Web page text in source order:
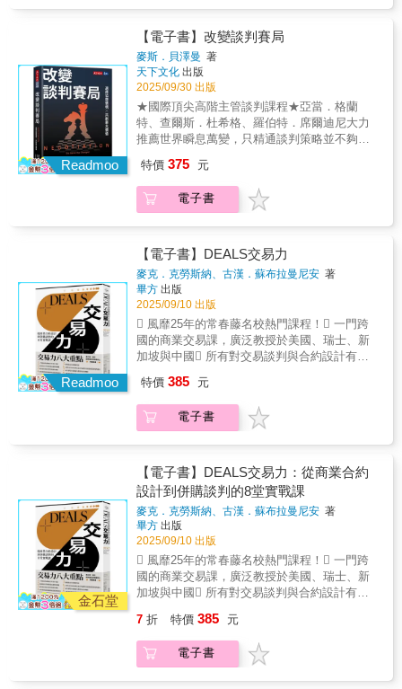
準備工作，包括確立目標、評估實力、規劃策
「喊高價」、如何回應對手的「柔性回拒」，
以及應對對手設置的「囚籠、壓力與陷阱」。
溝通與結案：學習陳述、聆聽、發問與答覆的
技巧，以及如何優雅地讓步並達成雙贏協議。
《商務談判》可以幫我們解決：信心不足：透
過「談判能力檢測」，讓您認清現狀並提供提
升能力的具體路徑。容易情緒化：學習如何控
裂。被對方牽著走：辨識對手使用的技巧
（如：最後通牒、獅子大開口、白臉黑臉
等），並學會有效的反制之道。關係與利益的
內含83個取自商場及職場的真實案例，並附有
專家解析。自我檢測：提供30個言述的談判能
力檢測表與20組情境的談判風格量表，讓您快
速定位自己的強弱項。東西合璧：取材自現代
英美學者與中國古代典籍（如《孫子兵
法》），融合多元智慧。結構嚴謹：從基礎認
知、準備、氛圍營造到實戰議價與跨國談判，
涵蓋談判全流程。心理戰術揭祕：深入剖析23
種議價過程中的攻防手法（囚籠、壓力、陷
人的一種生活方式！我們從小到大，幾乎每天
都不自覺地，在從事許多大大小小的談判。．
向父母索取零用錢．向老師要求縮小考試範
金上漲．向雇主要求調高薪資．向賣方要求降
價．向供應商要求提前交貨◆談判的成敗取決
於以下三項標準：．自身需要是否因談判而獲
得滿足？．談判過程是否富於效率？．談判之
後是否贏得對手信任？為了獲致談判之成功，
你必須具備以下三個條件：◎堅強的談判實力
（Power）書中解說如何正確地評估自身及對手
之實力，並透視提升自身實力之途徑。◎適切
制、服從、迴避、妥協等五種策略，幫助你在
不同情境下選用適當的策略，實現談判目標。
◎靈活的談判技巧（Tactics）書中解說聆聽、
發問、議價、說服、讓步等談判技巧，讓你確
意」的過程。本書能幫助您從根本導正談判迷
思，將談判能力從「受蹂躪的羔羊」提升至
「卓越的談判者」。誰需要閱讀《商務談
判》？職場人士：需要向雇主要求加薪、向客
戶要求縮短票期或向供應商要求折價的業務、
採購與經營者。一般大眾：在生活中需要向父
母要求零用錢、向老師討論考試範圍，甚至與
配偶溝通的每一個人。對人際影響力有興趣
者：想要學習「不戰而屈人之兵」，透過心理
判》可以學到：導正談判迷思：破除「辯贏就
是贏家」或「準備周全就不會被嚇到」等常見
錯誤觀念。完整的準備流程：學會談判前的8大
準備工作，包括確立目標、評估實力、規劃策
略及選擇時間地點。實戰攻防技巧：掌握如何
「喊高價」、如何回應對手的「柔性回拒」，
以及應對對手設置的「囚籠、壓力與陷阱」。
溝通與結案：學習陳述、聆聽、發問與答覆的
技巧，以及如何優雅地讓步並達成雙贏協議。
《商務談判》可以幫我們解決：信心不足：透
過「談判能力檢測」，讓您認清現狀並提供提
升能力的具體路徑。容易情緒化：學習如何控
制情緒，避免因「意志力競賽」導致談判破
裂。被對方牽著走：辨識對手使用的技巧
（如：最後通牒、獅子大開口、白臉黑臉
擾，實現真正的雙贏。本書特色：實戰導向：
內含83個取自商場及職場的真實案例，並附有
專家解析。自我檢測：提供30個言述的談判能
力檢測表與20組情境的談判風格量表，讓您快
速定位自己的強弱項。東西合璧：取材自現代
英美學者與中國古代典籍（如《孫子兵
法》），融合多元智慧。結構嚴謹：從基礎認
知、準備、氛圍營造到實戰議價與跨國談判，
涵蓋談判全流程。心理戰術揭祕：深入剖析23
種議價過程中的攻防手法（囚籠、壓力、陷
人的一種生活方式！我們從小到大，幾乎每天
都不自覺地，在從事許多大大小小的談判。．
向父母索取零用錢．向老師要求縮小考試範
Readmoo
【電子書】改變談判賽局
麥斯．貝澤曼 著
天下文化 出版
2025/09/30 出版
★國際頂尖高階主管談判課程★亞當．格蘭
特、查爾斯．杜希格、羅伯特．席爾迪尼大力
推薦世界瞬息萬變，只精通談判策略並不夠精
勢新冠疫情徹底改變我們的互動方式。隨著供
應鏈中斷、線上會議興起與遠距合作成為常
態，談判的對象、內容、地點和方法都與從前
貝澤曼是國際知名的談判專家，在哈佛商學院
專為高階主管開設「改變賽局」課程，他發現
在談判中，獨特的情境會影響談判方式。在這
本書中，你可以學到：1. 辨別文化、經濟、政
治、人際關係、溝通模式與對方的行為等不同
情境的影響2. 創造錨點、五五對分等傳統的談
判策略，並針對各種情境做出調整3. 利用文字
與視訊如何談判4. 如何提供附加條件，甚至改
變談判賽局5. 遇到爭議情境與道德問題時該如
認知偏見，並學會在不確定的環境中靈活應
變。無論是供應鏈協商、創業投資、銷售談
判，或職場溝通，都能運用這些方法，找出把
方面的介紹不僅發人深省，還非常實用。貝澤
曼是證據導向談判的奠基者，本書則在科學與
實踐之間搭建重要的橋梁。不僅能改善談判結
果，還能豐富人際關係。——亞當．格蘭特
（Adam Grant），《紐約時報》暢銷書《隱性
潛能》（Hidden Potential）作者這本傑出的書
籍將幫助你駕馭現代談判的複雜性，教你如何
根據情境調整策略。貝澤曼是談判領域的開拓
永恆原則，也針對當今獨特的挑戰提出見解，
使本書成為不可或缺的資源。——凱蒂．米爾
克曼（Katy Milkman），《零阻力改變》
（How to Change）作者貝澤曼精闢的指出，面
特價 375 元
電子書
Readmoo
【電子書】DEALS交易力
麥克．克勞斯納、古漢．蘇布拉曼尼安 著
畢方 出版
2025/09/10 出版
 風靡25年的常春藤名校熱門課程！ 一門跨
國的商業交易課，廣泛教授於美國、瑞士、新
加坡與中國 所有對交易談判與合約設計有需
的學生和專業人士的必讀經典。走進哈佛與史
丹佛的大師講堂，揭開商業世界交易背後的思
維與結構！《DEALS交易力：從商業合約設計
軟收購領英（LinkedIn）、史嘉蕾‧喬韓森針對
《黑寡婦》的播映與迪士尼發生合約糾紛、路
威酩軒集團（LVMH）因疫情決定放棄收購蒂芙
尼（Tiffany & Co.）所引起的訴訟、喬治‧諾克
羅斯和路易斯‧卡茨針對《費城詢問報》的所有
權而引發的爭執、國家廣播公司／維亞康姆針
對《歡樂一家親》最後三季跟派拉蒙影業公司
協商，以及其他許多案例。事實上，商業交易
的形式非常多樣，但每一筆交易都有相同的目
標，或至少應該要有這樣的目標──使聯合價值
斯納與古漢‧蘇布拉曼尼安援引了數十年的商業
交易教學和顧問經驗，告訴讀者這個目標應該
如何達成，並透過清楚簡潔的文字，確立協商
特價 385 元
電子書
金石堂
【電子書】DEALS交易力：從商業合約
設計到併購談判的8堂實戰課
麥克．克勞斯納、古漢．蘇布拉曼尼安 著
畢方 出版
2025/09/10 出版
 風靡25年的常春藤名校熱門課程！ 一門跨
國的商業交易課，廣泛教授於美國、瑞士、新
加坡與中國 所有對交易談判與合約設計有需
的學生和專業人士的必讀經典。走進哈佛與史
丹佛的大師講堂，揭開商業世界交易背後的思
維與結構！《DEALS交易力：從商業合約設計
7 折 特價 385 元
電子書